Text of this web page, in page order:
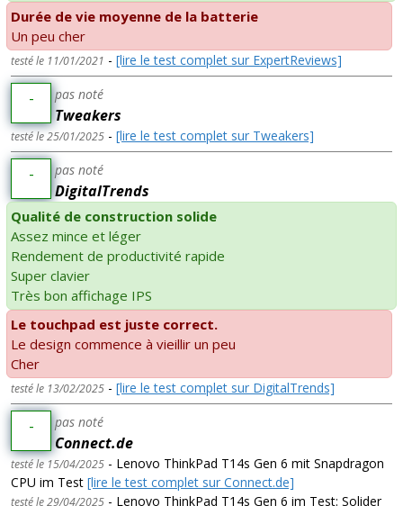
Durée de vie moyenne de la batterie
Un peu cher
testé le 11/01/2021 - [lire le test complet sur ExpertReviews]
- pas noté
Tweakers
testé le 25/01/2025 - [lire le test complet sur Tweakers]
- pas noté
DigitalTrends
Qualité de construction solide
Assez mince et léger
Rendement de productivité rapide
Super clavier
Très bon affichage IPS
Le touchpad est juste correct.
Le design commence à vieillir un peu
Cher
testé le 13/02/2025 - [lire le test complet sur DigitalTrends]
- pas noté
Connect.de
testé le 15/04/2025 - Lenovo ThinkPad T14s Gen 6 mit Snapdragon
CPU im Test [lire le test complet sur Connect.de]
testé le 29/04/2025 - Lenovo ThinkPad T14s Gen 6 im Test: Solider